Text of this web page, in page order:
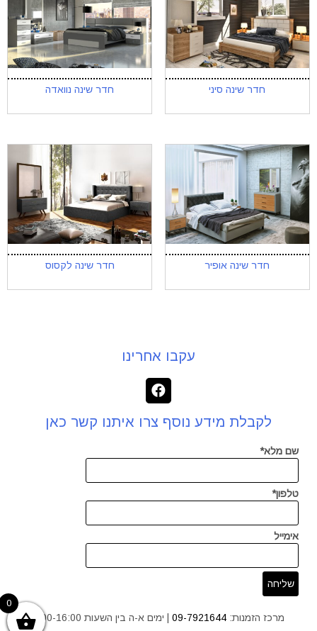
חדר שינה סיני חדר שינה נוואדה
חדר שינה אופיר חדר שינה לקסוס
עקבו אחרינו
לקבלת מידע נוסף צרו איתנו קשר כאן
שם מלא*
טלפון*
אימייל
מרכז הזמנות: 09-7921644 | ימים א-ה בין השעות 9:00-16:00
0